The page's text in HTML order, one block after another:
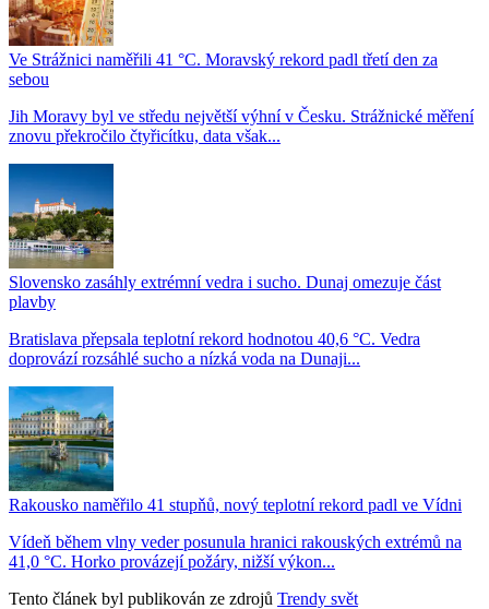
Ve Strážnici naměřili 41 °C. Moravský rekord padl třetí den za
sebou
Jih Moravy byl ve středu největší výhní v Česku. Strážnické měření
znovu překročilo čtyřicítku, data však...
Slovensko zasáhly extrémní vedra i sucho. Dunaj omezuje část
plavby
Bratislava přepsala teplotní rekord hodnotou 40,6 °C. Vedra
doprovází rozsáhlé sucho a nízká voda na Dunaji...
Rakousko naměřilo 41 stupňů, nový teplotní rekord padl ve Vídni
Vídeň během vlny veder posunula hranici rakouských extrémů na
41,0 °C. Horko provázejí požáry, nižší výkon...
Tento článek byl publikován ze zdrojů Trendy svět